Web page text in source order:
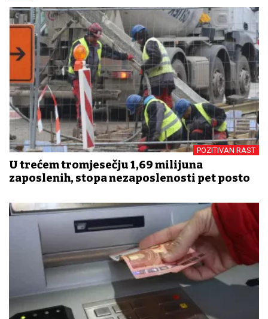
POZITIVAN RAST
U trećem tromjesečju 1,69 milijuna
zaposlenih, stopa nezaposlenosti pet posto